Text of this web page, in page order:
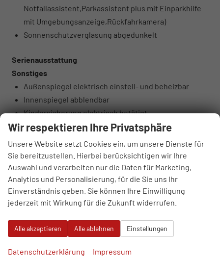
Notfallassistent,Parkassistent plus mit Einparkhilfe
mit Umgebungsanzeige,Rückfahrkamera)
Sonnenschutzverglasung abgedunkelt
Serienausstattung
Sonstiges
Außenspiegel elektrisch einstell- und beheizbar
Innenspiegel abblendbar
Kindersicherung elektrisch betätigt
Komfortschlüssel ohne Safelock
USB-Anschlüsse mit Ladefunktion im Fond
Vordersitze manuell einstellbar
Wegfahrsperre elektronisch
6 Lautsprecher (passiv)
Audi connect Navigation & Infotainment on Demand
Audi connect Notruf & Service mit Audi connect
Remote & Control
Audi virtual cockpit
Wir respektieren Ihre Privatsphäre
Unsere Website setzt Cookies ein, um unsere Dienste für
Sie bereitzustellen. Hierbei berücksichtigen wir Ihre
Auswahl und verarbeiten nur die Daten für Marketing,
Analytics und Personalisierung, für die Sie uns Ihr
Einverständnis geben. Sie können Ihre Einwilligung
jederzeit mit Wirkung für die Zukunft widerrufen.
Alle akzeptieren Alle ablehnen Einstellungen
Datenschutzerklärung Impressum